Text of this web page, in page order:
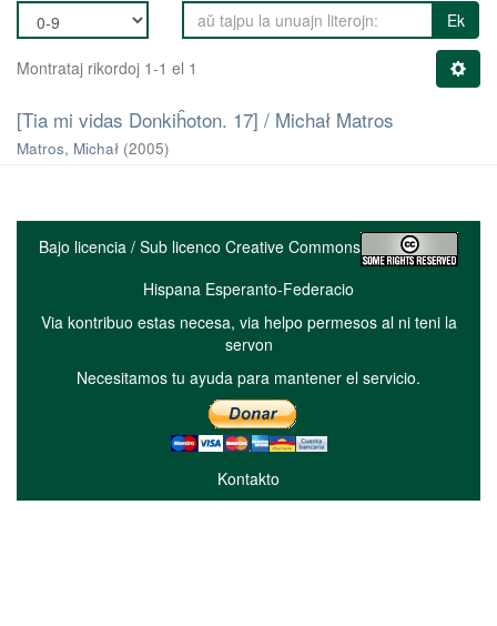
Ek
Montrataj rikordoj 1-1 el 1
[Tia mi vidas Donkiĥoton. 17] / Michał Matros
Matros, Michał (2005)
Bajo licencia / Sub licenco Creative Commons
Hispana Esperanto-Federacio
Via kontribuo estas necesa, via helpo permesos al ni teni la
servon
Necesitamos tu ayuda para mantener el servicio.
Kontakto